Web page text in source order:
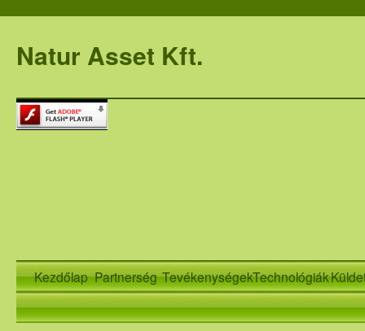
Natur Asset Kft.
Kezdőlap Partnerség TevékenységekTechnológiák